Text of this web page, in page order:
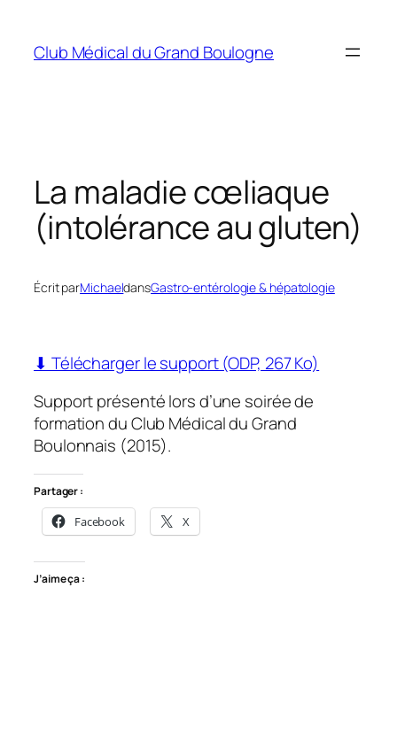
contenu
Club Médical du Grand Boulogne
La maladie cœliaque
(intolérance au gluten)
Écrit parMichaeldansGastro-entérologie & hépatologie
⬇ Télécharger le support (ODP, 267 Ko)
Support présenté lors d’une soirée de
formation du Club Médical du Grand
Boulonnais (2015).
Partager :
Facebook X
J’aime ça :